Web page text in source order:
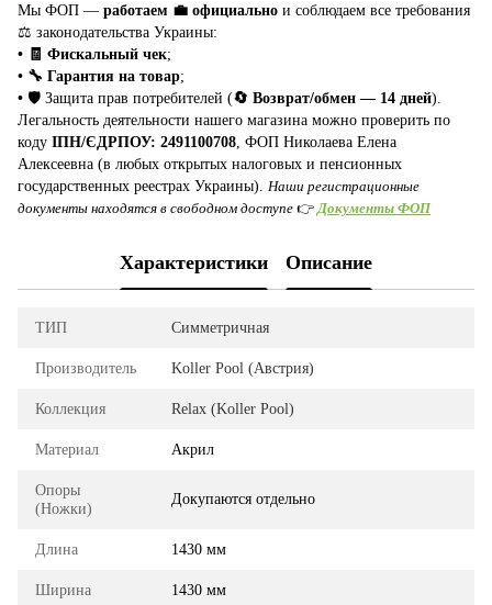
Мы ФОП — работаем 💼 официально и соблюдаем все требования
⚖️ законодательства Украины:
• 🧾 Фискальный чек;
• 🔧 Гарантия на товар;
• 🛡️ Защита прав потребителей (🔄 Возврат/обмен — 14 дней).
Легальность деятельности нашего магазина можно проверить по
коду ІПН/ЄДРПОУ: 2491100708 , ФОП Николаева Елена
Алексеевна (в любых открытых налоговых и пенсионных
государственных реестрах Украины). Наши регистрационные
документы находятся в свободном доступе 👉 Документы ФОП
Характеристики Описание
ТИП Симметричная
Производитель Koller Pool (Австрия)
Коллекция Relax (Koller Pool)
Материал Акрил
Опоры
(Ножки)
Докупаются отдельно
Длина 1430 мм
Ширина 1430 мм